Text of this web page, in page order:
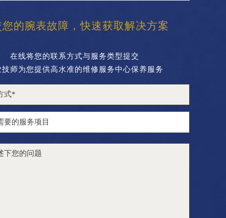
的腕表故障，快速获取解决方案
在线将您的联系方式与服务类型提交
技师为您提供高水准的维修服务中心保养服务